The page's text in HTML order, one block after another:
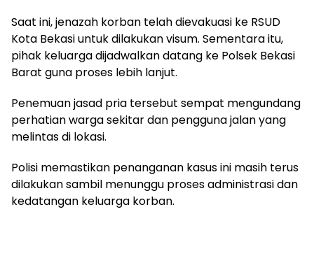
Saat ini, jenazah korban telah dievakuasi ke RSUD
Kota Bekasi untuk dilakukan visum. Sementara itu,
pihak keluarga dijadwalkan datang ke Polsek Bekasi
Barat guna proses lebih lanjut.
Penemuan jasad pria tersebut sempat mengundang
perhatian warga sekitar dan pengguna jalan yang
melintas di lokasi.
Polisi memastikan penanganan kasus ini masih terus
dilakukan sambil menunggu proses administrasi dan
kedatangan keluarga korban.